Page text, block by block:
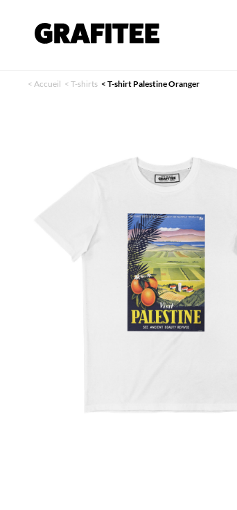
< Accueil < T-shirts < T-shirt Palestine Oranger